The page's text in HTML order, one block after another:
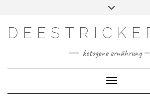
content
FacebookInstagram
ketogene ernährung
Toggle